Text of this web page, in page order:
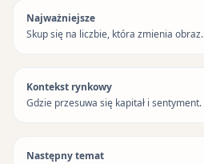
Najważniejsze
Skup się na liczbie, która zmienia obraz.
Kontekst rynkowy
Gdzie przesuwa się kapitał i sentyment.
Następny temat